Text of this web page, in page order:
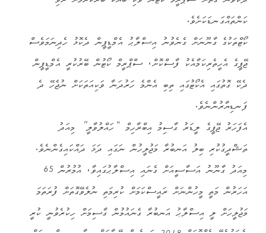
ކަންތައްގަނޑަކަށެވެ.
ކޯޓްތަކުގެ ގާނޫނަށް ގެނެވުނު އިސްލާޙު އެމްޑީޕީން ދެކޮޅު ހެދިނަމަވެސް
ޖޭޕީގެ އެހީތެރިކަމާއެކު ފާސްކޮށް، ސްޕްރީމް ކޯޓުން ބޭރުކުރީ އެމްޑީޕީން
ދެކޭ ގޮތުގައި އެކޯޓުގައި ތިބި އެންމެ ހަރުދަނާ ވަކިއަތަކަށް ނުޖެހޭ ދެ
ފަނޑިޔާރުންނެވެ.
އެފަހަރު ޖޭޕީގެ ލީޑަރު ގާސިމު އިބްރާހިމް “ހައްލުވާލީ” މިއަދު
ތަޝްދީގުކުރި ބިލު އަނބުރާ މަޖުލީހުން ނަގައި ދަޅަ ދައްކައިގެންނެވެ.
މިއަދު ގާނޫނު އަސާސީއަށް ގެނައި އިސްލާޙުގައިވާ، އުމުރުން 65
އަހަރުން މަތީ މީހުންނަށް ރައީސްކަމަށް ކުރިމަތި ނުލެވޭގޮތަށް ފުރަތަމަ
މަޖުލީހަށް ލީ އިސްލާޙު އަނބުރާ ގެނައުމުން ގާސިމަށް ހިކުރެވުނީ ކުރީ